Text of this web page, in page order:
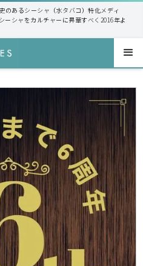
のあるシーシャ（水タバコ）特化メディ
シャをカルチャーに昇華すべく2016年よ